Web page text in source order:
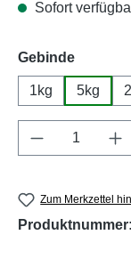
Sofort
Gebinde
1kg 5kg
Produkt
Zum Merkzettel
Produktnummer: